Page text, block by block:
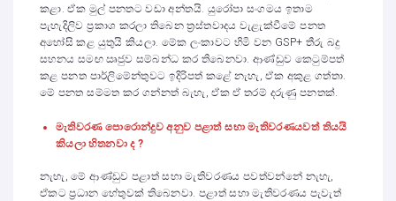
කළා. ඒක මුල් පනතට වඩා අන්තයි. යුරෝපා සංගමය ඉතාම
පැහැදිලිව ප්‍රකාශ කරලා තිබෙන ත්‍රස්තවාදය වැළැක්වීමේ පනත
අහෝසි කළ යුතුයි කියලා. මේක ලංකාවට හිමි වන GSP+ තීරු බදු
සහනය සමඟ ඍජුව සම්බන්ධ කර තිබෙනවා. ආණ්ඩුව කෙටුම්පත්
කළ පනත පාර්ලිමේන්තුවට ඉදිරිපත් කළේ නැහැ, ඒක අකුළ ගත්තා.
මේ පනත සම්මත කර ගන්නත් බැහැ, ඒක ඒ තරම් දරුණු පනතක්.
මැතිවරණ පොරොන්දුව අනුව පළාත් සභා මැතිවරණයවත් තියයි
කියලා හිතනවා ද ?
නැහැ, මේ ආණ්ඩුව පළාත් සභා මැතිවරණය පවත්වන්නේ නැහැ,
ඒකට ප්‍රධාන හේතුවක් තිබෙනවා. පළාත් සභා මැතිවරණය පැවැත්